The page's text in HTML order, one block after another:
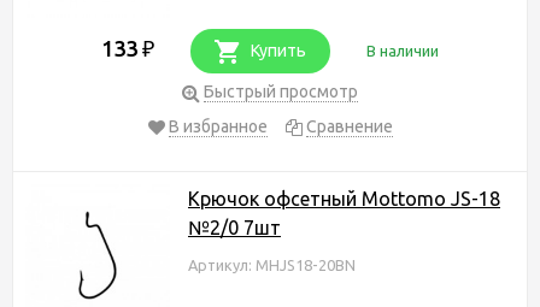
133 ₽ Купить В наличии
Быстрый просмотр
В избранное
Сравнение
Крючок офсетный Mottomo JS-18
№2/0 7шт
Артикул: MHJS18-20BN